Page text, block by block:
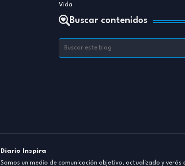
Vida
Buscar contenidos
Diario Inspira
Somos un medio de comunicación objetivo, actualizado y verás